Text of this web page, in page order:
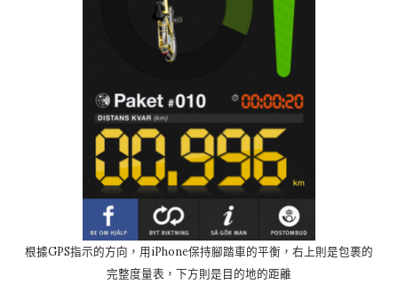
根據GPS指示的方向，用iPhone保持腳踏車的平衡，右上則是包裹的
完整度量表，下方則是目的地的距離